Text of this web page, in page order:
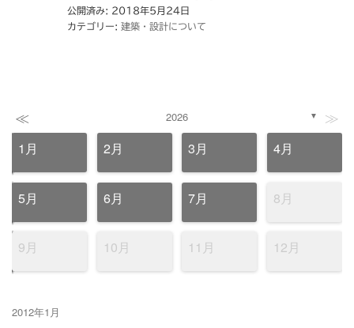
公開済み: 2018年5月24日
カテゴリー: 建築・設計について
≪ 2026 ▼ ≫
1月 2月 3月 4月
5月 6月 7月 8月
9月 10月 11月 12月
2012年1月